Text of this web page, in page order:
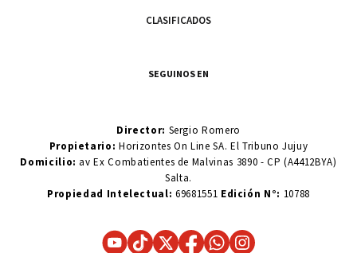
CLASIFICADOS
SEGUINOS EN
Director: Sergio Romero
Propietario:Horizontes On Line SA. El Tribuno Jujuy
Domicilio: av Ex Combatientes de Malvinas 3890 - CP (A4412BYA)
Salta.
Propiedad Intelectual: 69681551 Edición N°: 10788